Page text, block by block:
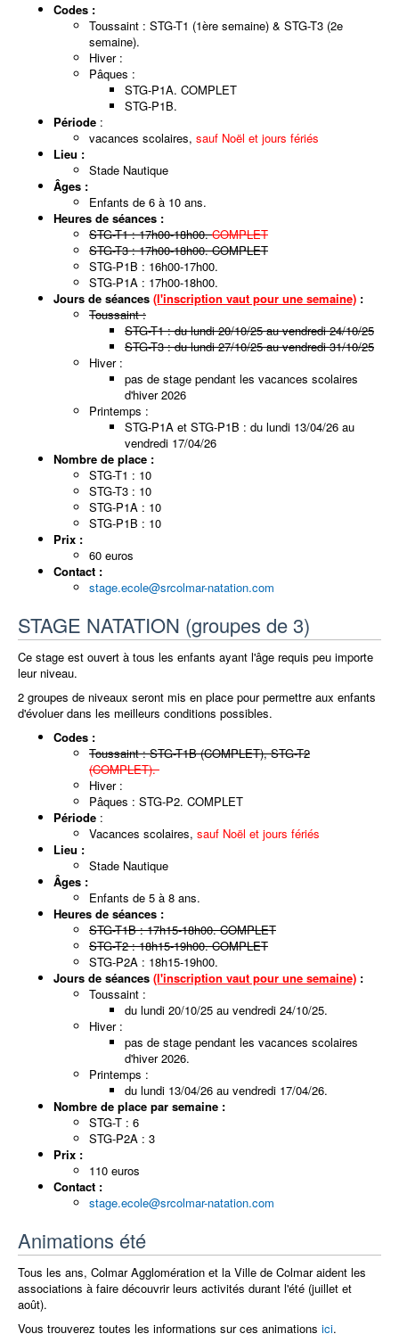
Codes :
Toussaint : STG-T1 (1ère semaine) & STG-T3 (2e
semaine).
Hiver :
Pâques :
STG-P1A. COMPLET
STG-P1B.
Période :
vacances scolaires, sauf Noël et jours fériés
Lieu :
Stade Nautique
Âges :
Enfants de 6 à 10 ans.
Heures de séances :
STG-T1 : 17h00-18h00.COMPLET
STG-T3 : 17h00-18h00. COMPLET
STG-P1B : 16h00-17h00.
STG-P1A : 17h00-18h00.
Jours de séances (l'inscription vaut pour une semaine) :
Toussaint :
STG-T1 : du lundi 20/10/25 au vendredi 24/10/25
STG-T3 : du lundi 27/10/25 au vendredi 31/10/25
Hiver :
pas de stage pendant les vacances scolaires
d'hiver 2026
Printemps :
STG-P1A et STG-P1B : du lundi 13/04/26 au
vendredi 17/04/26
Nombre de place :
STG-T1 : 10
STG-T3 : 10
STG-P1A : 10
STG-P1B : 10
Prix :
60 euros
Contact :
stage.ecole@srcolmar-natation.com
STAGE NATATION (groupes de 3)
Ce stage est ouvert à tous les enfants ayant l'âge requis peu importe
leur niveau.
2 groupes de niveaux seront mis en place pour permettre aux enfants
d'évoluer dans les meilleurs conditions possibles.
Codes :
Toussaint : STG-T1B (COMPLET), STG-T2
(COMPLET).
Hiver :
Pâques : STG-P2. COMPLET
Période :
Vacances scolaires, sauf Noël et jours fériés
Lieu :
Stade Nautique
Âges :
Enfants de 5 à 8 ans.
Heures de séances :
STG-T1B : 17h15-18h00. COMPLET
STG-T2 : 18h15-19h00. COMPLET
STG-P2A : 18h15-19h00.
Jours de séances (l'inscription vaut pour une semaine) :
Toussaint :
du lundi 20/10/25 au vendredi 24/10/25.
Hiver :
pas de stage pendant les vacances scolaires
d'hiver 2026.
Printemps :
du lundi 13/04/26 au vendredi 17/04/26.
Nombre de place par semaine :
STG-T : 6
STG-P2A : 3
Prix :
110 euros
Contact :
stage.ecole@srcolmar-natation.com
Animations été
Tous les ans, Colmar Agglomération et la Ville de Colmar aident les
associations à faire découvrir leurs activités durant l'été (juillet et
août).
Vous trouverez toutes les informations sur ces animations ici.